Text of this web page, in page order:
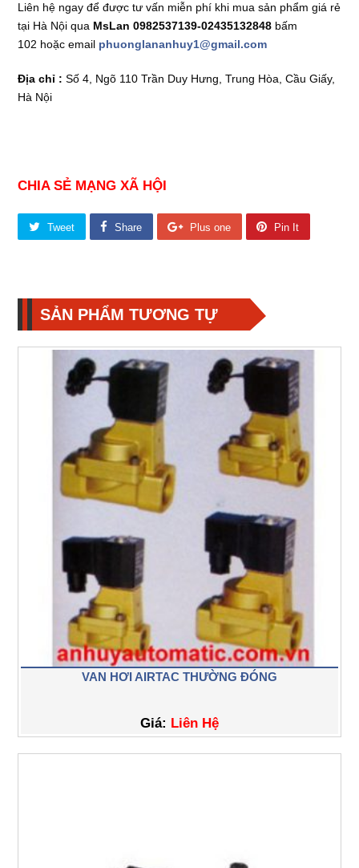
Liên hệ ngay để được tư vấn miễn phí khi mua sản phẩm giá rẻ
tại Hà Nội qua MsLan 0982537139-02435132848 bấm
102 hoặc email phuonglananhuy1@gmail.com
Địa chỉ : Số 4, Ngõ 110 Trần Duy Hưng, Trung Hòa, Cầu Giấy,
Hà Nội
CHIA SẺ MẠNG XÃ HỘI
Tweet Share Plus one Pin It
SẢN PHẨM TƯƠNG TỰ
VAN HƠI AIRTAC THƯỜNG ĐÓNG
Giá: Liên Hệ